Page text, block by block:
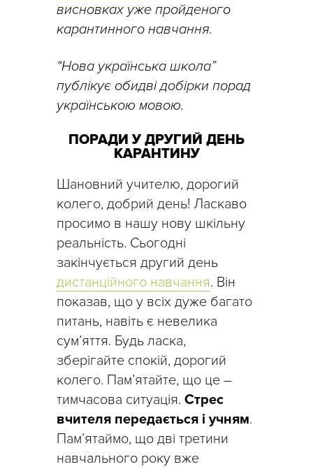
висновках уже пройденого
карантинного навчання.
“Нова українська школа”
публікує обидві добірки порад
українською мовою.
ПОРАДИ У ДРУГИЙ ДЕНЬ
КАРАНТИНУ
Шановний учителю, дорогий
колего, добрий день! Ласкаво
просимо в нашу нову шкільну
реальність. Сьогодні
закінчується другий день
дистанційного навчання. Він
показав, що у всіх дуже багато
питань, навіть є невелика
сум’яття. Будь ласка,
зберігайте спокій, дорогий
колего. Пам’ятайте, що це –
тимчасова ситуація. Стрес
вчителя передається і учням.
Пам’ятаймо, що дві третини
навчального року вже